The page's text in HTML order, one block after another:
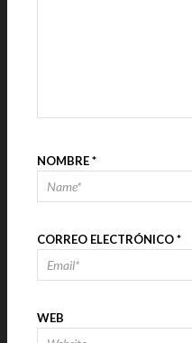
NOMBRE*
CORREO ELECTRÓNICO*
WEB